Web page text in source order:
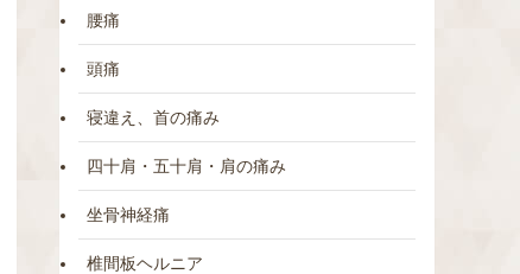
腰痛
頭痛
寝違え、首の痛み
四十肩・五十肩・肩の痛み
坐骨神経痛
椎間板ヘルニア